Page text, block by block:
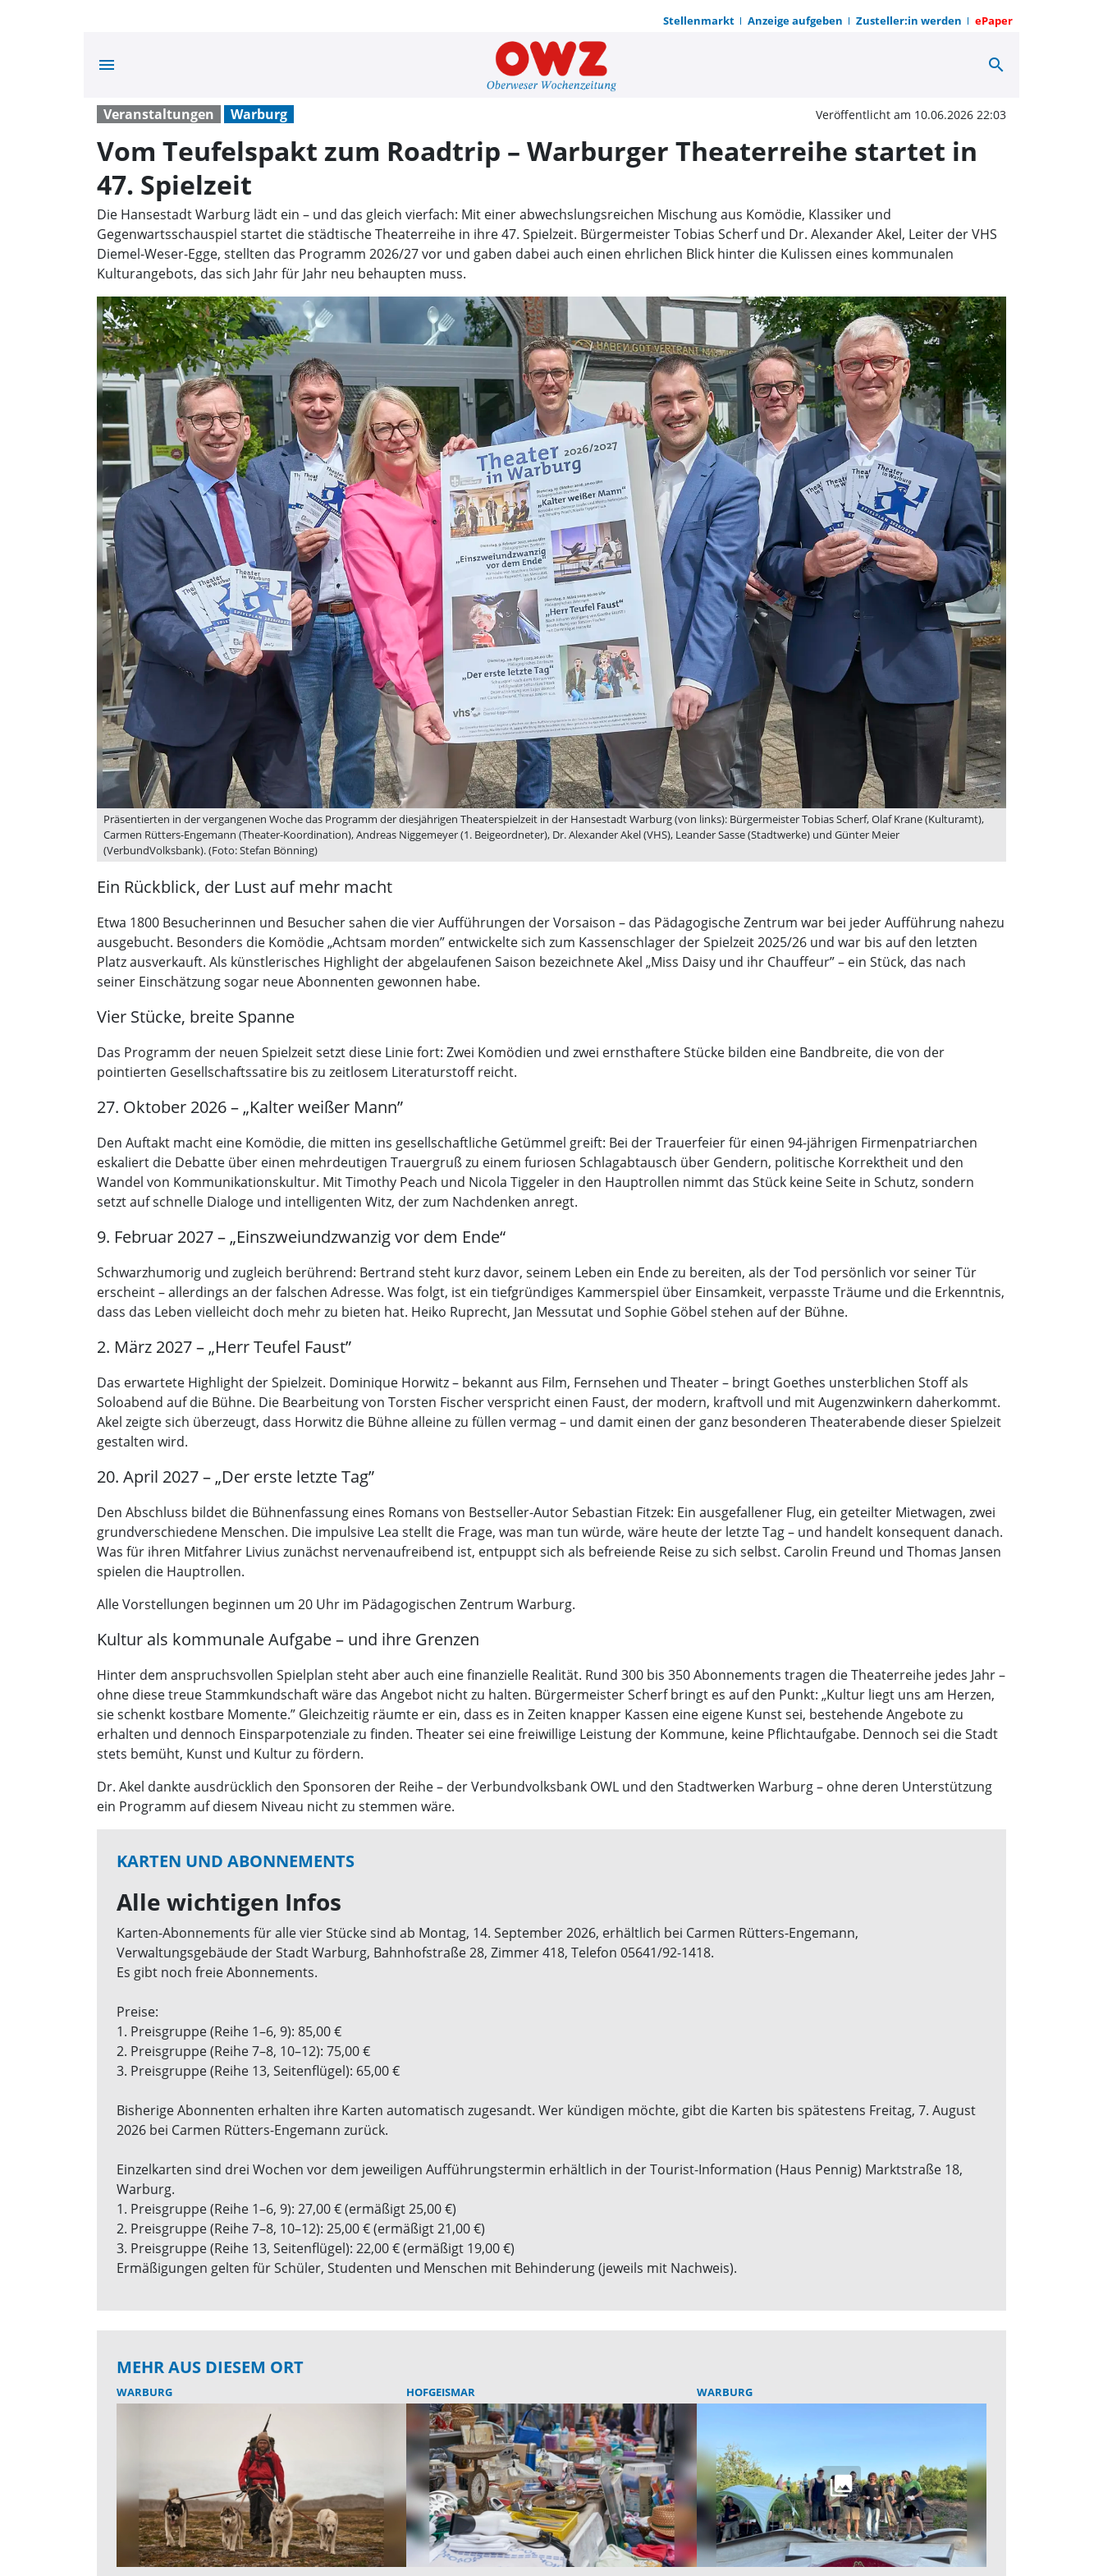
Stellenmarkt Anzeige aufgeben Zusteller:in werden ePaper
menu Vom Teufelspakt zum Roadtrip –
search
Veranstaltungen Warburg Veröffentlicht am 10.06.2026 22:03
Vom Teufelspakt zum Roadtrip – Warburger Theaterreihe startet in
47. Spielzeit
Die Hansestadt Warburg lädt ein – und das gleich vierfach: Mit einer abwechslungsreichen Mischung aus Komödie, Klassiker und
Gegenwartsschauspiel startet die städtische Theaterreihe in ihre 47. Spielzeit. Bürgermeister Tobias Scherf und Dr. Alexander Akel, Leiter der VHS
Diemel-Weser-Egge, stellten das Programm 2026/27 vor und gaben dabei auch einen ehrlichen Blick hinter die Kulissen eines kommunalen
Kulturangebots, das sich Jahr für Jahr neu behaupten muss.
Präsentierten in der vergangenen Woche das Programm der diesjährigen Theaterspielzeit in der Hansestadt Warburg (von links): Bürgermeister Tobias Scherf, Olaf Krane (Kulturamt),
Carmen Rütters-Engemann (Theater-Koordination), Andreas Niggemeyer (1. Beigeordneter), Dr. Alexander Akel (VHS), Leander Sasse (Stadtwerke) und Günter Meier
(VerbundVolksbank). (Foto: Stefan Bönning)
Ein Rückblick, der Lust auf mehr macht
Etwa 1800 Besucherinnen und Besucher sahen die vier Aufführungen der Vorsaison – das Pädagogische Zentrum war bei jeder Aufführung nahezu
ausgebucht. Besonders die Komödie „Achtsam morden” entwickelte sich zum Kassenschlager der Spielzeit 2025/26 und war bis auf den letzten
Platz ausverkauft. Als künstlerisches Highlight der abgelaufenen Saison bezeichnete Akel „Miss Daisy und ihr Chauffeur” – ein Stück, das nach
seiner Einschätzung sogar neue Abonnenten gewonnen habe.
Vier Stücke, breite Spanne
Das Programm der neuen Spielzeit setzt diese Linie fort: Zwei Komödien und zwei ernsthaftere Stücke bilden eine Bandbreite, die von der
pointierten Gesellschaftssatire bis zu zeitlosem Literaturstoff reicht.
27. Oktober 2026 – „Kalter weißer Mann”
Den Auftakt macht eine Komödie, die mitten ins gesellschaftliche Getümmel greift: Bei der Trauerfeier für einen 94-jährigen Firmenpatriarchen
eskaliert die Debatte über einen mehrdeutigen Trauergruß zu einem furiosen Schlagabtausch über Gendern, politische Korrektheit und den
Wandel von Kommunikationskultur. Mit Timothy Peach und Nicola Tiggeler in den Hauptrollen nimmt das Stück keine Seite in Schutz, sondern
setzt auf schnelle Dialoge und intelligenten Witz, der zum Nachdenken anregt.
9. Februar 2027 – „Einszweiundzwanzig vor dem Ende“
Schwarzhumorig und zugleich berührend: Bertrand steht kurz davor, seinem Leben ein Ende zu bereiten, als der Tod persönlich vor seiner Tür
erscheint – allerdings an der falschen Adresse. Was folgt, ist ein tiefgründiges Kammerspiel über Einsamkeit, verpasste Träume und die Erkenntnis,
dass das Leben vielleicht doch mehr zu bieten hat. Heiko Ruprecht, Jan Messutat und Sophie Göbel stehen auf der Bühne.
2. März 2027 – „Herr Teufel Faust”
Das erwartete Highlight der Spielzeit. Dominique Horwitz – bekannt aus Film, Fernsehen und Theater – bringt Goethes unsterblichen Stoff als
Soloabend auf die Bühne. Die Bearbeitung von Torsten Fischer verspricht einen Faust, der modern, kraftvoll und mit Augenzwinkern daherkommt.
Akel zeigte sich überzeugt, dass Horwitz die Bühne alleine zu füllen vermag – und damit einen der ganz besonderen Theaterabende dieser Spielzeit
gestalten wird.
20. April 2027 – „Der erste letzte Tag”
Den Abschluss bildet die Bühnenfassung eines Romans von Bestseller-Autor Sebastian Fitzek: Ein ausgefallener Flug, ein geteilter Mietwagen, zwei
grundverschiedene Menschen. Die impulsive Lea stellt die Frage, was man tun würde, wäre heute der letzte Tag – und handelt konsequent danach.
Was für ihren Mitfahrer Livius zunächst nervenaufreibend ist, entpuppt sich als befreiende Reise zu sich selbst. Carolin Freund und Thomas Jansen
spielen die Hauptrollen.
Alle Vorstellungen beginnen um 20 Uhr im Pädagogischen Zentrum Warburg.
Kultur als kommunale Aufgabe – und ihre Grenzen
Hinter dem anspruchsvollen Spielplan steht aber auch eine finanzielle Realität. Rund 300 bis 350 Abonnements tragen die Theaterreihe jedes Jahr –
ohne diese treue Stammkundschaft wäre das Angebot nicht zu halten. Bürgermeister Scherf bringt es auf den Punkt: „Kultur liegt uns am Herzen,
sie schenkt kostbare Momente.” Gleichzeitig räumte er ein, dass es in Zeiten knapper Kassen eine eigene Kunst sei, bestehende Angebote zu
erhalten und dennoch Einsparpotenziale zu finden. Theater sei eine freiwillige Leistung der Kommune, keine Pflichtaufgabe. Dennoch sei die Stadt
stets bemüht, Kunst und Kultur zu fördern.
Dr. Akel dankte ausdrücklich den Sponsoren der Reihe – der Verbundvolksbank OWL und den Stadtwerken Warburg – ohne deren Unterstützung
ein Programm auf diesem Niveau nicht zu stemmen wäre.
KARTEN UND ABONNEMENTS
Alle wichtigen Infos
Karten-Abonnements für alle vier Stücke sind ab Montag, 14. September 2026, erhältlich bei Carmen Rütters-Engemann,
Verwaltungsgebäude der Stadt Warburg, Bahnhofstraße 28, Zimmer 418, Telefon 05641/92-1418.
Es gibt noch freie Abonnements.
Preise:
1. Preisgruppe (Reihe 1–6, 9): 85,00 €
2. Preisgruppe (Reihe 7–8, 10–12): 75,00 €
3. Preisgruppe (Reihe 13, Seitenflügel): 65,00 €
Bisherige Abonnenten erhalten ihre Karten automatisch zugesandt. Wer kündigen möchte, gibt die Karten bis spätestens Freitag, 7. August
2026 bei Carmen Rütters-Engemann zurück.
Einzelkarten sind drei Wochen vor dem jeweiligen Aufführungstermin erhältlich in der Tourist-Information (Haus Pennig) Marktstraße 18,
Warburg.
1. Preisgruppe (Reihe 1–6, 9): 27,00 € (ermäßigt 25,00 €)
2. Preisgruppe (Reihe 7–8, 10–12): 25,00 € (ermäßigt 21,00 €)
3. Preisgruppe (Reihe 13, Seitenflügel): 22,00 € (ermäßigt 19,00 €)
Ermäßigungen gelten für Schüler, Studenten und Menschen mit Behinderung (jeweils mit Nachweis).
MEHR AUS DIESEM ORT
WARBURG HOFGEISMAR WARBURG